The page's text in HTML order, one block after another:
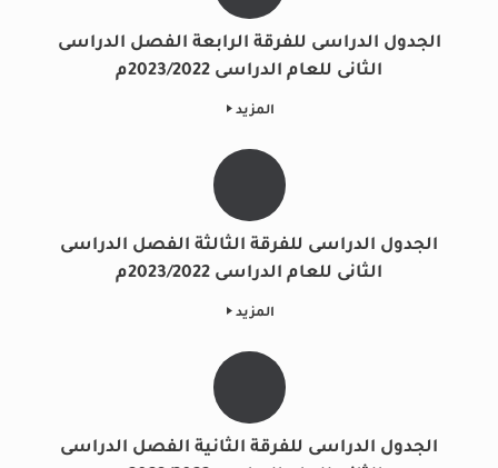
الجدول الدراسى للفرقة الرابعة الفصل الدراسى
الثانى للعام الدراسى 2023/2022م
المزيد
الجدول الدراسى للفرقة الثالثة الفصل الدراسى
الثانى للعام الدراسى 2023/2022م
المزيد
الجدول الدراسى للفرقة الثانية الفصل الدراسى